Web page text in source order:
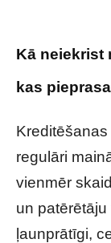
Kā neiekrist
kas
regulāri
vienmēr
un
ļaunprātīgi,